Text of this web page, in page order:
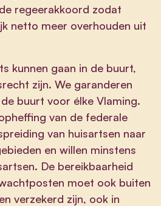
regeerakkoord zodat
netto meer overhouden uit
kunnen gaan in de buurt,
zijn. We garanderen
buurt voor élke Vlaming.
van de federale
van huisartsen naar
en willen minstens
De bereikbaarheid
moet ook buiten
verzekerd zijn, ook in